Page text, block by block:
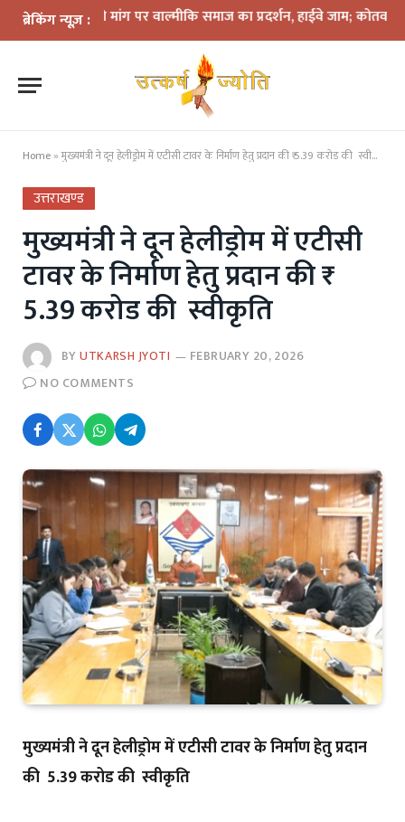
ब्रेकिंग न्यूज़ :
की मांग पर वाल्मीकि समाज का प्रदर्शन, हाईवे जाम; कोतवाली घेराव की
Home »मुख्यमंत्री ने दून हेलीड्रोम में एटीसी टावर के निर्माण हेतु प्रदान की ₹ 5.39 करोड की स्वीकृति
उत्तराखण्ड
मुख्यमंत्री ने दून हेलीड्रोम में एटीसी
टावर के निर्माण हेतु प्रदान की ₹
5.39 करोड की स्वीकृति
BYUTKARSH JYOTI
FEBRUARY 20, 2026
NO COMMENTS
मुख्यमंत्री ने दून हेलीड्रोम में एटीसी टावर के निर्माण हेतु प्रदान
की ₹ 5.39 करोड की स्वीकृति